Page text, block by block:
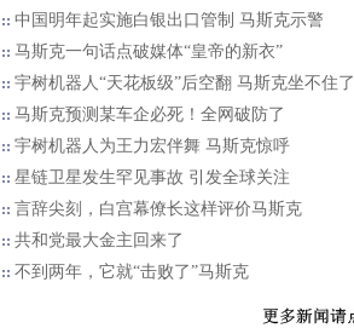
中国明年起实施白银出口管制 马斯克示警
马斯克一句话点破媒体“皇帝的新衣”
宇树机器人“天花板级”后空翻 马斯克坐不住了
马斯克预测某车企必死！全网破防了
宇树机器人为王力宏伴舞 马斯克惊呼
星链卫星发生罕见事故 引发全球关注
言辞尖刻，白宫幕僚长这样评价马斯克
共和党最大金主回来了
不到两年，它就“击败了”马斯克